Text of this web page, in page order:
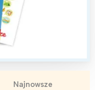
Najnowsze